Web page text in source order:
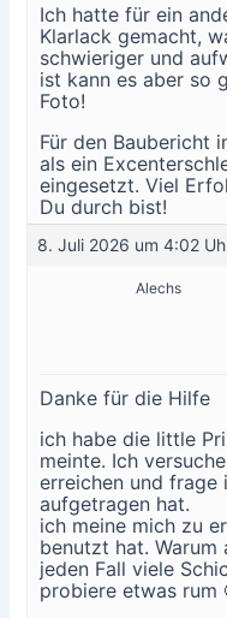
Ich hatte für ein
Klarlack gemacht,
schwieriger und
ist kann es aber so
Foto!
Für den Baubericht
als ein
eingesetzt. Viel
Du durch bist!
8. Juli 2026 um 4:02
Alechs
Danke für die Hilfe
ich habe die little
meinte. Ich
erreichen und frage
aufgetragen hat.
ich meine mich zu
benutzt hat. Warum
jeden Fall viele
probiere etwas rum